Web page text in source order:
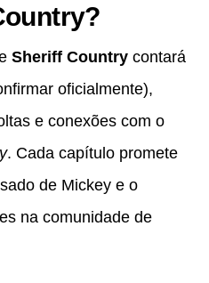
Sheriff Country contará
oficialmente),
e conexões com o
. Cada capítulo promete
de Mickey e o
na comunidade de